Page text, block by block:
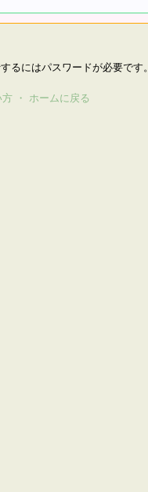
るにはパスワードが必要です。
方 ・ ホームに戻る